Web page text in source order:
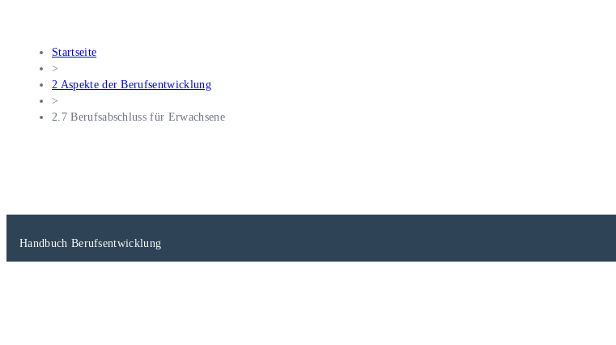
Startseite
>
2 Aspekte der Berufsentwicklung
>
2.7 Berufsabschluss für Erwachsene
Handbuch Berufsentwicklung